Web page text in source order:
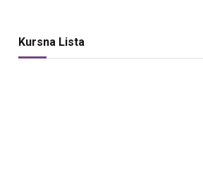
Kursna Lista